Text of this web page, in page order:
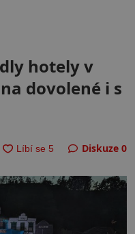
hotely v
dovolené i s
Diskuze 0